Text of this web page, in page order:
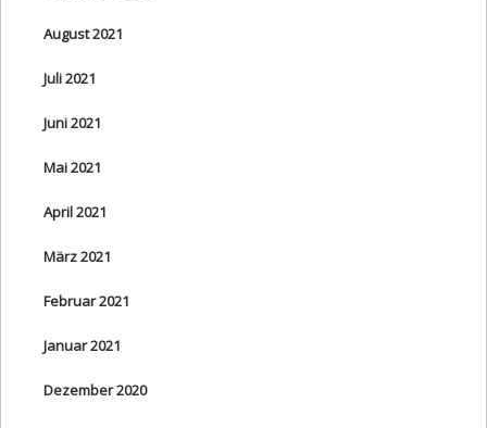
August 2021
Juli 2021
Juni 2021
Mai 2021
April 2021
März 2021
Februar 2021
Januar 2021
Dezember 2020